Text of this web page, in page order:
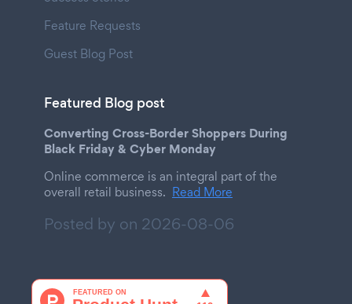
Feature Requests
Guest Blog Post
Featured Blog post
Converting Cross-Border Shoppers During
Black Friday & Cyber Monday
Online commerce is an integral part of the
overall retail business. Read More
Posted by on 2026-08-06